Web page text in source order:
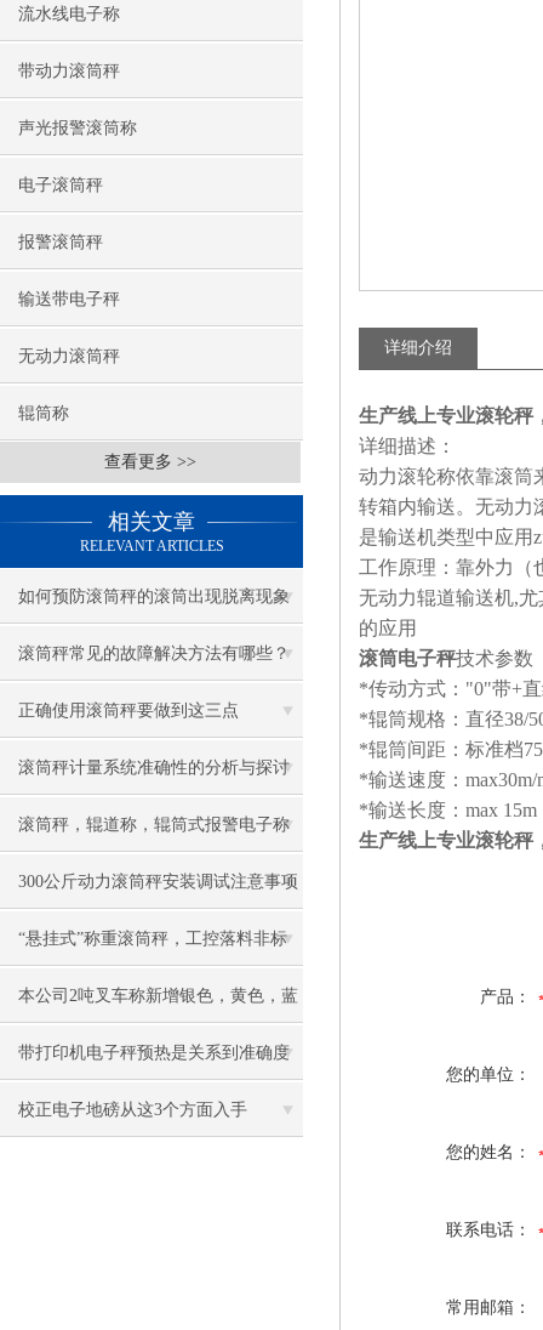
流水线电子称
带动力滚筒秤
声光报警滚筒称
电子滚筒秤
报警滚筒秤
输送带电子秤
无动力滚筒秤
辊筒称
查看更多 >>
相关文章
RELEVANT ARTICLES
如何预防滚筒秤的滚筒出现脱离现象
滚筒秤常见的故障解决方法有哪些？
正确使用滚筒秤要做到这三点
滚筒秤计量系统准确性的分析与探讨​
滚筒秤，辊道称，辊筒式报警电子称
慨述
300公斤动力滚筒秤安装调试注意事项
“悬挂式”称重滚筒秤，工控落料非标
电子称
本公司2吨叉车称新增银色，黄色，蓝
色，黑色可选
带打印机电子秤预热是关系到准确度
的重点
校正电子地磅从这3个方面入手
详细介绍
生产线上专业滚轮秤
详细描述：
动力滚轮称依靠滚筒
转箱内输送。无动力
是输送机类型中应用
工作原理：靠外力（
无动力辊道输送机,
的应用
滚筒电子秤技术参数
*传动方式："0"带+
*辊筒规格：直径38/
*辊筒间距：标准档75
*输送速度：max30m/
*输送长度：max 15m
生产线上专业滚轮秤
产品：
您的单位：
您的姓名：
联系电话：
常用邮箱：